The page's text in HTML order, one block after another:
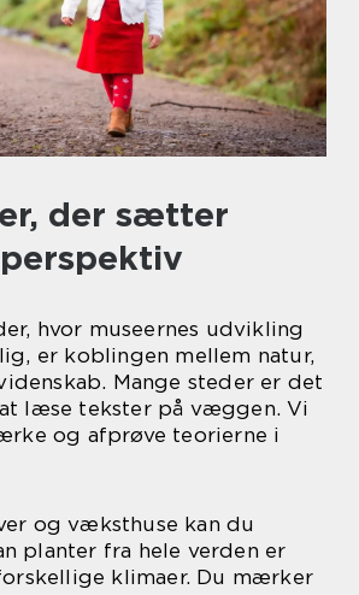
der sætter
hvor museernes udvikling
er koblingen mellem natur,
Mange steder er det
læse tekster på væggen. Vi
og afprøve teorierne i
og væksthuse kan du
planter fra hele verden er
klimaer. Du mærker